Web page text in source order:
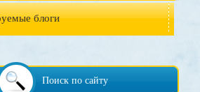
блоги
Поиск по сайту